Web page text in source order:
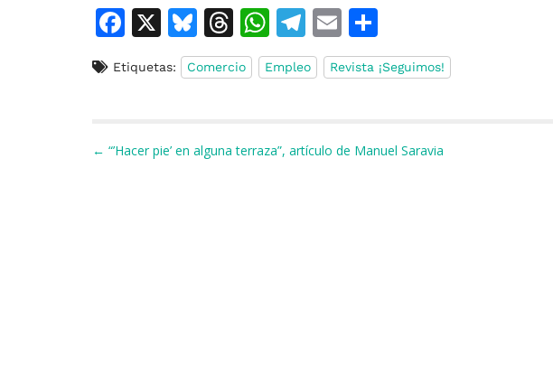
F
c
o
X
Bl
u
e
k
y
T
h
re
d
s
W
h
at
A
p
T
el
e
a
m
E
m
ai
o
m
ar
ti
Etiquetas: Comercio Empleo Revista ¡Seguimos!
Navegación de entradas
← “’Hacer pie’ en alguna terraza”, artículo de Manuel Saravia